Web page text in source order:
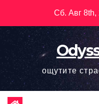
содержимому
Сб. Авг 8th,
ощутите